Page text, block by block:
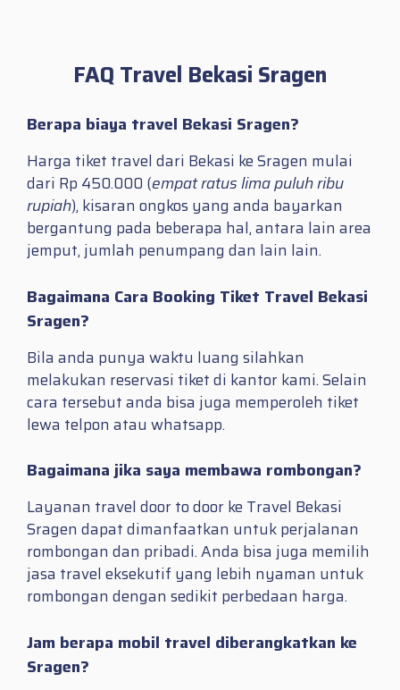
FAQ Travel Bekasi Sragen
Berapa biaya travel Bekasi Sragen?
Harga tiket travel dari Bekasi ke Sragen mulai
dari Rp 450.000 (empat ratus lima puluh ribu
rupiah), kisaran ongkos yang anda bayarkan
bergantung pada beberapa hal, antara lain area
jemput, jumlah penumpang dan lain lain.
Bagaimana Cara Booking Tiket Travel Bekasi
Sragen?
Bila anda punya waktu luang silahkan
melakukan reservasi tiket di kantor kami. Selain
cara tersebut anda bisa juga memperoleh tiket
lewa telpon atau whatsapp.
Bagaimana jika saya membawa rombongan?
Layanan travel door to door ke Travel Bekasi
Sragen dapat dimanfaatkan untuk perjalanan
rombongan dan pribadi. Anda bisa juga memilih
jasa travel eksekutif yang lebih nyaman untuk
rombongan dengan sedikit perbedaan harga.
Jam berapa mobil travel diberangkatkan ke
Sragen?